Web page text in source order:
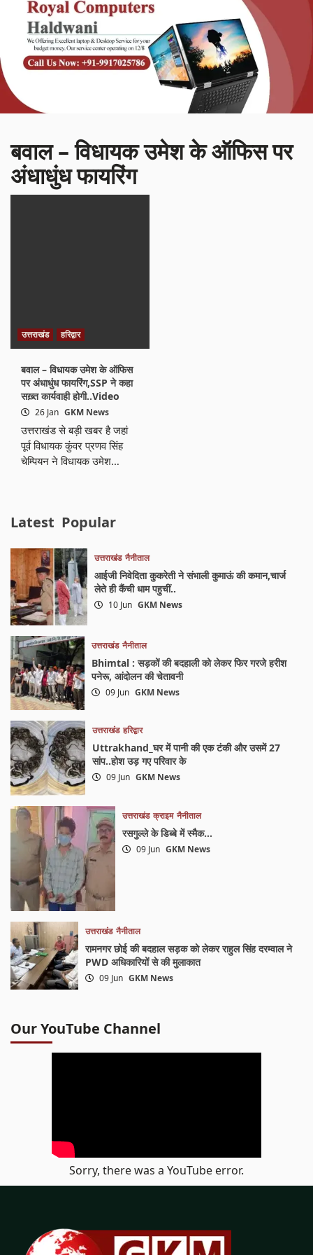
बवाल – विधायक उमेश के ऑफिस पर
अंधाधुंध फायरिंग
उत्तराखंड हरिद्वार
बवाल – विधायक उमेश के ऑफिस
पर अंधाधुंध फायरिंग,SSP ने कहा
सख़्त कार्यवाही होगी..Video
26 Jan GKM News
उत्तराखंड से बड़ी खबर है जहां
पूर्व विधायक कुंवर प्रणव सिंह
चेम्पियन ने विधायक उमेश…
Latest Popular
उत्तराखंड नैनीताल
आईजी निवेदिता कुकरेती ने संभाली कुमाऊं की कमान,चार्ज
लेते ही कैंची धाम पहुचीं..
10 Jun GKM News
उत्तराखंड नैनीताल
Bhimtal : सड़कों की बदहाली को लेकर फिर गरजे हरीश
पनेरू, आंदोलन की चेतावनी
09 Jun GKM News
उत्तराखंड हरिद्वार
Uttrakhand_घर में पानी की एक टंकी और उसमें 27
सांप..होश उड़ गए परिवार के
09 Jun GKM News
उत्तराखंड क्राइम नैनीताल
रसगुल्ले के डिब्बे में स्मैक…
09 Jun GKM News
उत्तराखंड नैनीताल
रामनगर छोई की बदहाल सड़क को लेकर राहुल सिंह दरम्वाल ने
PWD अधिकारियों से की मुलाकात
09 Jun GKM News
Our YouTube Channel
Sorry, there was a YouTube error.